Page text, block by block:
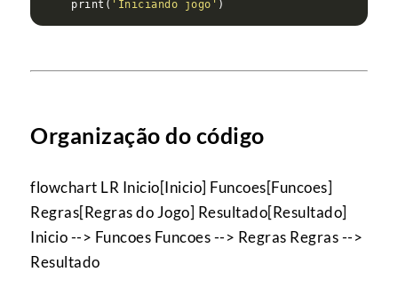
    print(
'Iniciando jogo'
Organização do código
flowchart LR Inicio[Inicio] Funcoes[Funcoes]
Regras[Regras do Jogo] Resultado[Resultado]
Inicio --> Funcoes Funcoes --> Regras Regras -->
Resultado